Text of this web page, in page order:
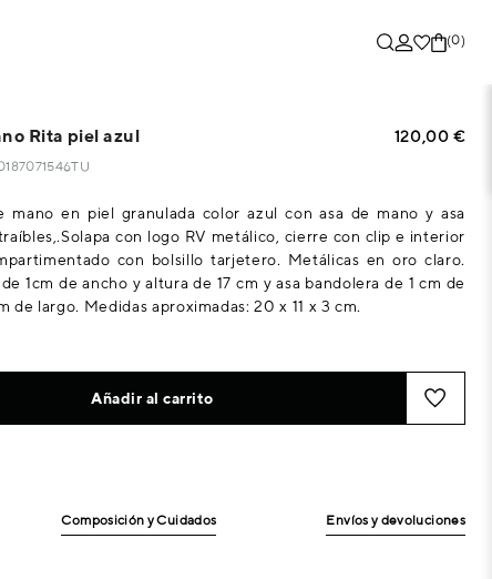
(0)
Rita piel azul 120,00 €
mano en piel granulada color azul con asa de mano y asa
con logo RV metálico, cierre con clip e interior
con bolsillo tarjetero. Metálicas en oro claro.
1cm de ancho y altura de 17 cm y asa bandolera de 1 cm de
de largo. Medidas aproximadas: 20 x 11 x 3 cm.
Añadir al carrito
Composición y Cuidados Envíos y devoluciones